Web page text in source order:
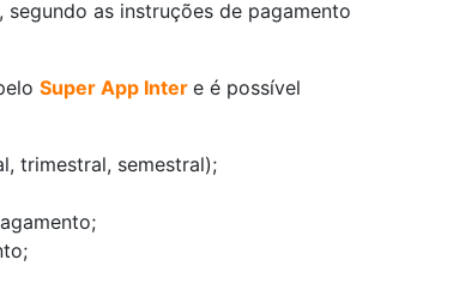
as instruções de pagamento
Super App Inter e é possível
trimestral, semestral);